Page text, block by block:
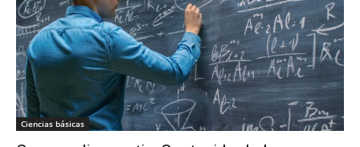
Ciencias básicas